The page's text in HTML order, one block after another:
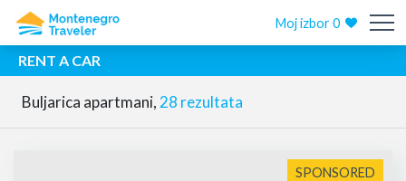
Moj izbor0
RENT A CAR
Buljarica apartmani, 28 rezultata
SPONSORED